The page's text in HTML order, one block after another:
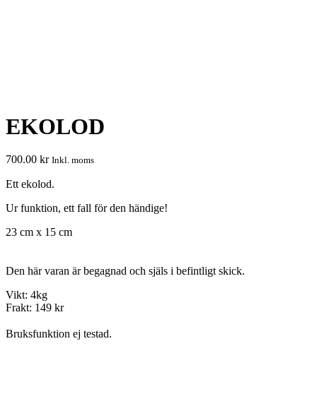
EKOLOD
700.00 kr Inkl. moms
Ett ekolod.
Ur funktion, ett fall för den händige!
23 cm x 15 cm
Den här varan är begagnad och själs i befintligt skick.
Vikt: 4kg
Frakt: 149 kr
Bruksfunktion ej testad.